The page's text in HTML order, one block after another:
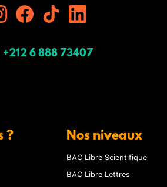
+212 6 888 73407
? Nos niveaux
BAC Libre Scientifique
BAC Libre Lettres